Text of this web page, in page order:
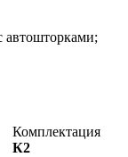
автошторками;
Комплектация
К2